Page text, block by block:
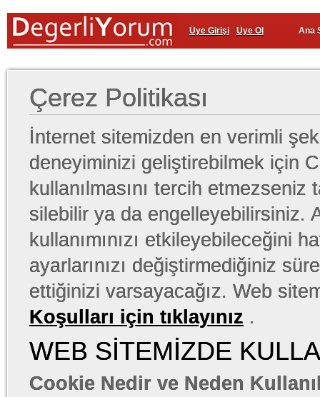
Üye Girişi Üye Ol Ana
Çerez Politikası​
İnternet sitemizden en verimli
deneyiminizi geliştirebilmek için
kullanılmasını tercih etmezseniz
silebilir ya da engelleyebilirsiniz.
kullanımınızı etkileyebileceğini
ayarlarınızı değiştirmediğiniz
ettiğinizi varsayacağız. Web
Koşulları için tıklayınız .
WEB SİTEMİZDE
Cookie Nedir ve Neden